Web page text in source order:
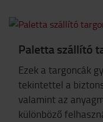
Paletta szállító
Ezek a targoncák
tekintettel a
valamint az
különböző